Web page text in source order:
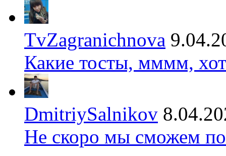
TvZagranichnova
Какие тосты, мммм,
DmitriySalnikov
Не скоро мы сможем